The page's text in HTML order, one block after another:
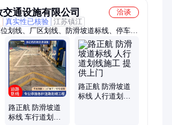
通设施有限公司
洽谈
真实性已核验 江苏镇江
划线、厂区划线、防滑坡道标线、停车场
、厂区停车位划线、消防通道划线
路正航 防滑坡道
标线 车行道划线
路正航 防滑坡道
标线 人行道划线